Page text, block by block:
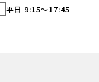
平日 9:15〜17:45